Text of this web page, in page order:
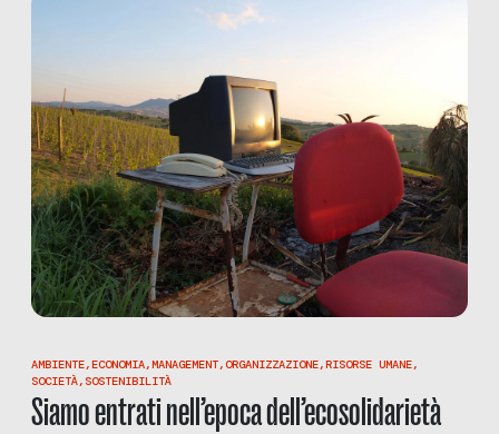
AMBIENTE,ECONOMIA,MANAGEMENT,ORGANIZZAZIONE,RISORSE UMANE,
SOCIETÀ, SOSTENIBILITÀ
Siamo entrati nell’epoca dell’ecosolidarietà